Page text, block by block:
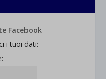
i tuoi dati: